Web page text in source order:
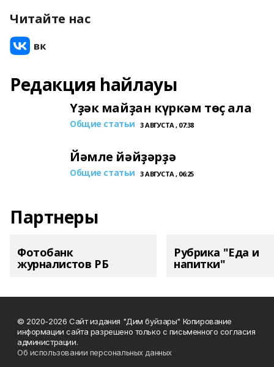
Читайте нас
Редакция һайлауы
Үҙәк майҙан күркәм төҫ ала
Общие статьи 3 АВГУСТА , 07:38
Йәмле йәйҙәрҙә
Общие статьи 3 АВГУСТА , 06:25
Партнеры
Фотобанк
журналистов РБ
Рубрика "Еда и
напитки"
© 2020-2026 Сайт издания "Дим буйзары" Копирование
информации сайта разрешено только с письменного согласия
администрации.
Об использовании персональных данных